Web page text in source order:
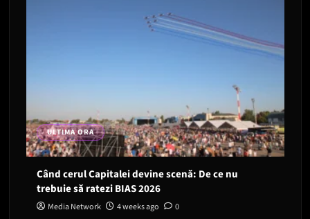
ULTIMA ORA
Când cerul Capitalei devine scenă: De ce nu
trebuie să ratezi BIAS 2026
Media Network 4 weeks ago 0